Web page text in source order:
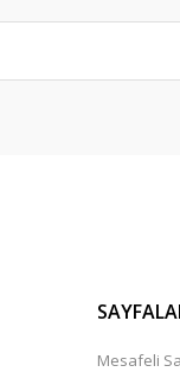
olmalı.
Mesafeli